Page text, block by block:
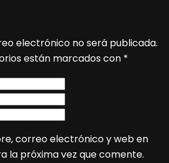
electrónico no será publicada.
están marcados con *
correo electrónico y web en
la próxima vez que comente.